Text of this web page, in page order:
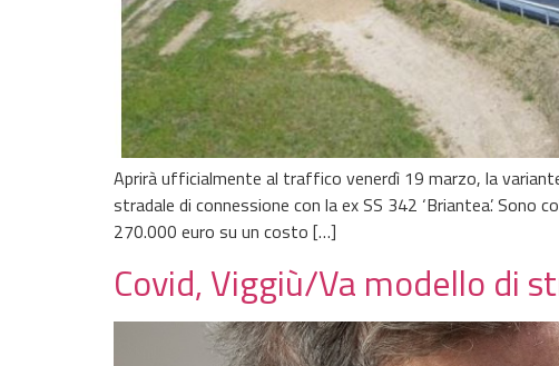
Aprirà ufficialmente al traffico venerdì 19 marzo, la
stradale di connessione con la ex SS 342 ‘Briantea’.
270.000 euro su un costo […]
Covid, Viggiù/Va modello di